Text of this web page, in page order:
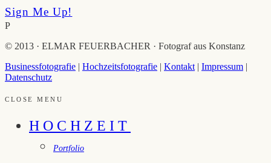
Sign Me Up!
P
© 2013 · ELMAR FEUERBACHER · Fotograf aus Konstanz
Businessfotografie | Hochzeitsfotografie | Kontakt | Impressum |
Datenschutz
CLOSE MENU
HOCHZEIT
Portfolio